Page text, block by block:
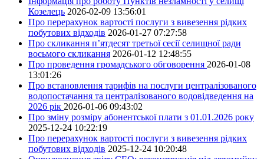
Козелець 2026-02-09 13:56:01
Про перерахунок вартості послуги з вивезення рідких
побутових відходів 2026-01-27 07:27:58
Про скликання п’ятдесят третьої сесії селищної ради
восьмого скликання 2026-01-12 12:48:55
Про проведення громадського обговорення 2026-01-08
13:01:26
Про встановлення тарифів на послуги централізованого
водопостачання та централізованого водовідведення на
2026 рік 2026-01-06 09:43:02
Про зміну розміру абонентської плати з 01.01.2026 року
2025-12-24 10:22:19
Про перерахунок вартості послуги з вивезення рідких
побутових відходів 2025-12-24 10:20:48